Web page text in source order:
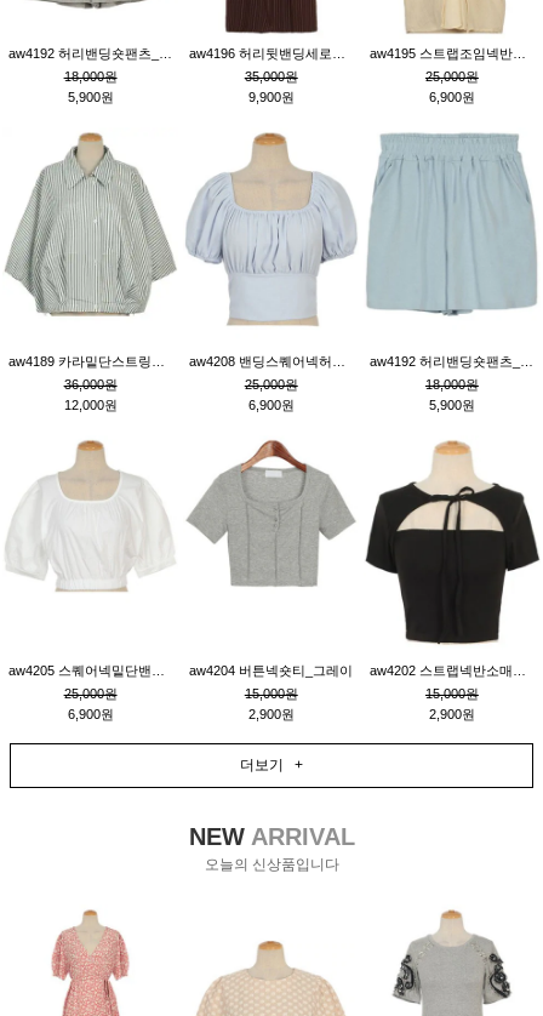
18,000원
5,900원
35,000원
9,900원
25,000원
6,900원
36,000원
12,000원
25,000원
6,900원
18,000원
5,900원
25,000원
6,900원
aw4204 버튼넥숏티_그레이
15,000원
2,900원
15,000원
2,900원
더보기 +
NEWARRIVAL
오늘의 신상품입니다